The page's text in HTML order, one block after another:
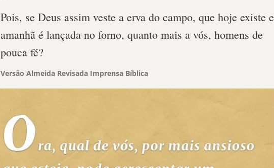
Pois, se Deus assim veste a erva do campo, que hoje existe e
amanhã é lançada no forno, quanto mais a vós, homens de
pouca fé?
Versão Almeida Revisada Imprensa Bíblica